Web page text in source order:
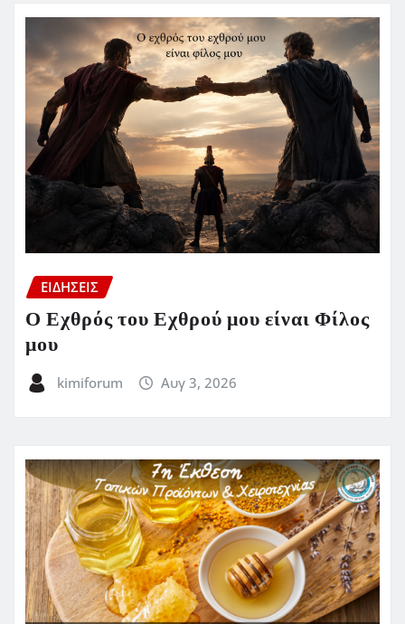
ΕΙΔΗΣΕΙΣ
Ο Εχθρός του Εχθρού μου είναι Φίλος
μου
kimiforum Αυγ 3, 2026